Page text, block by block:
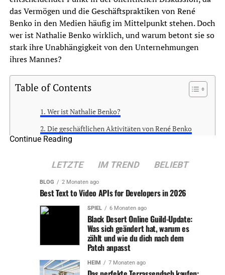
das Vermögen und die Geschäftspraktiken von René
Benko in den Medien häufig im Mittelpunkt stehen. Doch
wer ist Nathalie Benko wirklich, und warum betont sie so
stark ihre Unabhängigkeit von den Unternehmungen
ihres Mannes?
Table of Contents
Wer ist Nathalie Benko?
Die geschäftlichen Aktivitäten von René Benko
Nathalie Benkos Rolle innerhalb der Familie
Die Notwendigkeit der Distanzierung
Öffentliche Wahrnehmung und mediale
Aufmerksamkeit
Nathalie Benko und die gesellschaftlichen
Die Zukunft von Nathalie Benko
Continue Reading
LETZTE IM TREND BELIEBT
BLOG 2 Monaten ago
Best Text to Video APIs for Developers in 2026
SPIEL 6 Monaten ago
Black Desert Online Guild-Update:
Was sich geändert hat, warum es
zählt und wie du dich nach dem
Patch anpasst
HEIM 7 Monaten ago